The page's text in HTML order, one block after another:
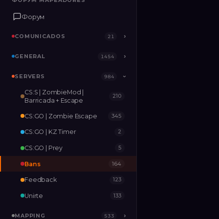
Форум
COMUNICADOS 21 ›
GENERAL 1454 ›
SERVERS 984 ›
MAPPING 533
RELEASES
Форум
COMUNICADOS 21 ›
GENERAL 1454 ›
SERVERS 984 ›
CS:S | ZombieMod |
Barricada + Escape
210
CS:GO | Zombie Escape 345
CS:GO | KZ Timer 2
CS:GO | Prey 5
Bans 164
Feedback 123
Unirte 133
MAPPING 533 ›